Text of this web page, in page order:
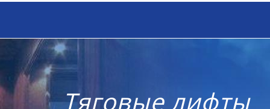
Тяговые лифты